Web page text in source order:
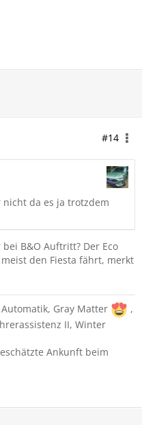
#14
da es ja trotzdem
B&O Auftritt? Der Eco
den Fiesta fährt, merkt
Automatik, Gray Matter
,
II, Winter
Ankunft beim